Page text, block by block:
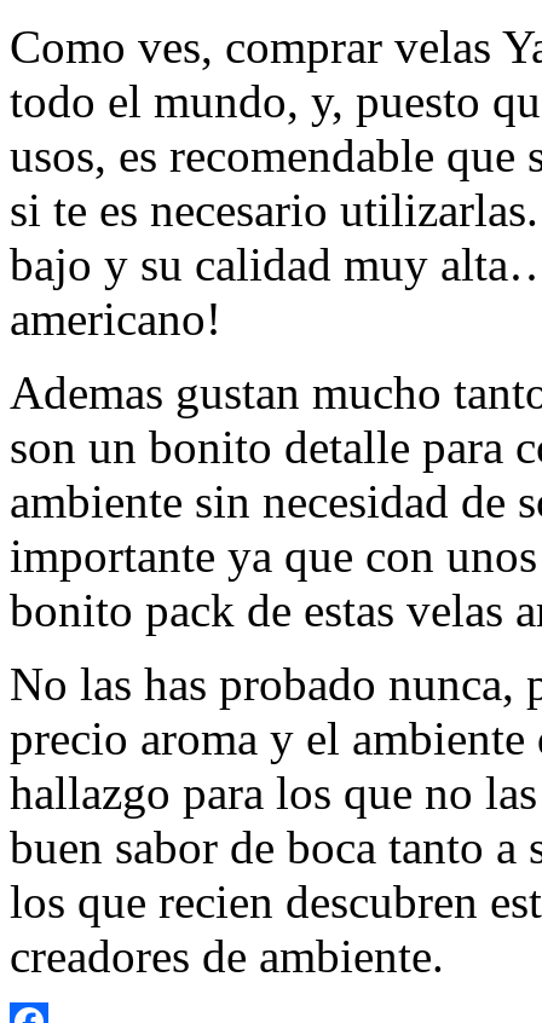
Como ves, comprar velas
todo el mundo, y, puesto
usos, es recomendable que
si te es necesario
bajo y su calidad muy
americano!
Ademas gustan mucho
son un bonito detalle para
ambiente sin necesidad de
importante ya que con
bonito pack de estas velas
No las has probado nunca,
precio aroma y el ambiente
hallazgo para los que no
buen sabor de boca tanto a
los que recien descubren
creadores de ambiente.